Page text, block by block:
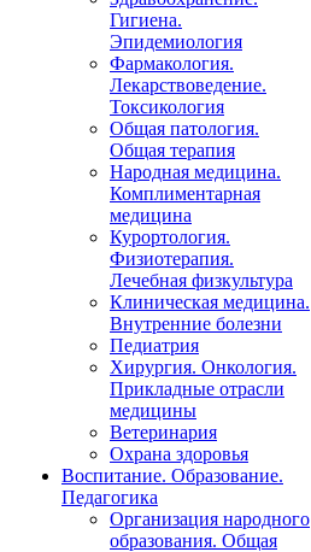
Гигиена.
Эпидемиология
Фармакология.
Лекарствоведение.
Токсикология
Общая патология.
Общая терапия
Народная медицина.
Комплиментарная
медицина
Курортология.
Физиотерапия.
Лечебная физкультура
Клиническая медицина.
Внутренние болезни
Педиатрия
Хирургия. Онкология.
Прикладные отрасли
медицины
Ветеринария
Охрана здоровья
Воспитание. Образование.
Педагогика
Организация народного
образования. Общая